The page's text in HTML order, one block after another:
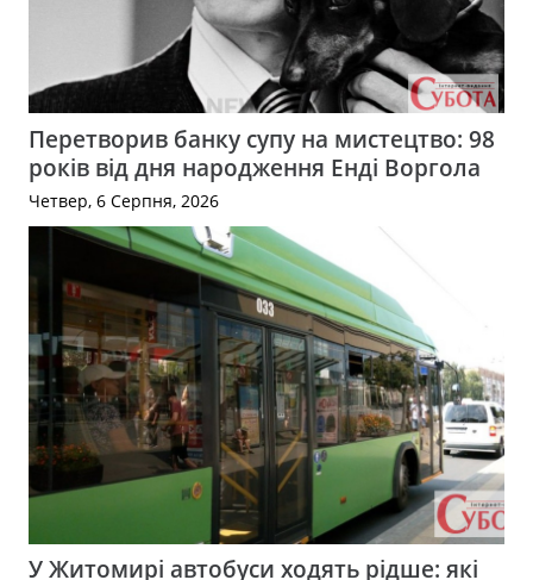
Перетворив банку супу на мистецтво: 98
років від дня народження Енді Воргола
Четвер, 6 Серпня, 2026
У Житомирі автобуси ходять рідше: які